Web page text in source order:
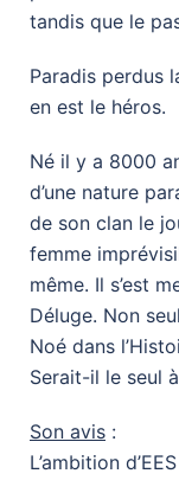
tandis que le
Paradis perdus
en est le héros.
Né il y a 8000
d’une nature
de son clan le
femme
même. Il s’est
Déluge. Non
Noé dans
Serait-il le seul
Son avis :
L’ambition